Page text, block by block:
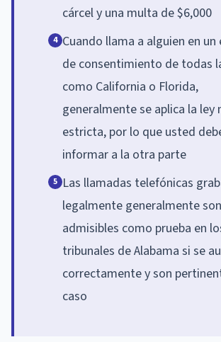
cárcel y una multa de $6,000
4 Cuando llama a alguien en
de consentimiento de todas
como California o Florida,
generalmente se aplica la ley
estricta, por lo que usted
informar a la otra parte
5 Las llamadas telefónicas
legalmente generalmente son
admisibles como prueba en
tribunales de Alabama si se
correctamente y son
caso